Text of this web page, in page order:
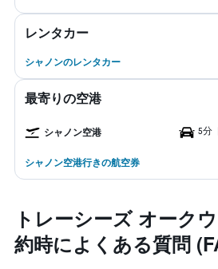
レンタカー
シャノンのレンタカー
最寄りの空港
シャノン空港 5分
シャノン空港行きの航空券
トレーシーズ オーク
約時によくある質問